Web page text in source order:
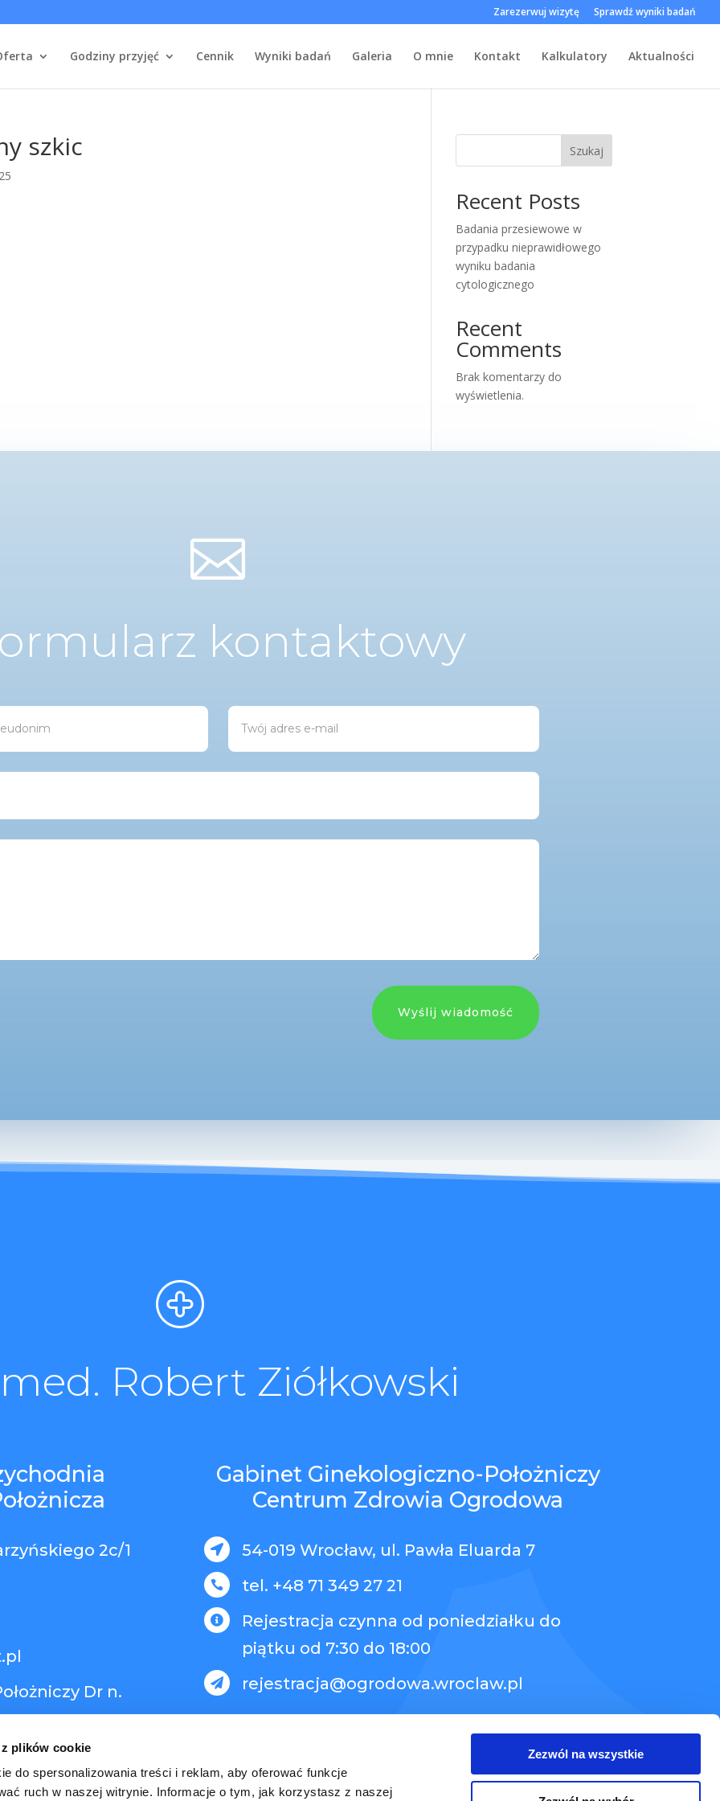
plików cookie
do spersonalizowania treści i reklam, aby oferować funkcje
ruch w naszej witrynie. Informacje o tym, jak korzystasz z naszej
Zezwól na wszystkie
Zarezerwuj wizytę Sprawdź wyniki badań
Godziny przyjęć Cennik Wyniki badań Galeria O mnie Kontakt Kalkulatory Aktualności
szkic Szukaj
Recent Posts
Badania przesiewowe w
przypadku nieprawidłowego
wyniku badania
cytologicznego
Recent
Comments
Brak komentarzy do
wyświetlenia.

kontaktowy
Wyślij wiadomość
Robert Ziółkowski
2c/1
Dr n.
Gabinet Ginekologiczno-Położniczy
Centrum Zdrowia Ogrodowa
 54-019 Wrocław, ul. Pawła Eluarda 7
 tel. +48 71 349 27 21

Rejestracja czynna od poniedziałku do
piątku od 7:30 do 18:00
 rejestracja@ogrodowa.wroclaw.pl